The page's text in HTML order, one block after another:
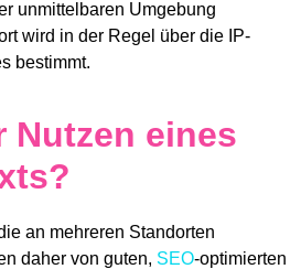
unmittelbaren Umgebung
wird in der Regel über die IP-
bestimmt.
Nutzen eines
an mehreren Standorten
daher von guten, SEO-optimierten